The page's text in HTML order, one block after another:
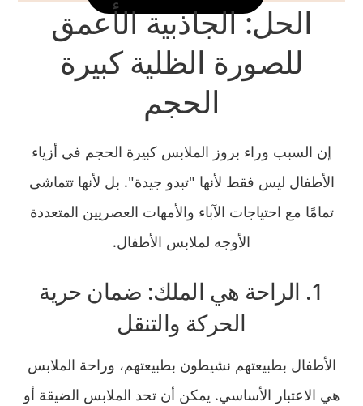
الحل: الجاذبية الأعمق
للصورة الظلية كبيرة
الحجم
إن السبب وراء بروز الملابس كبيرة الحجم في أزياء
الأطفال ليس فقط لأنها "تبدو جيدة". بل لأنها تتماشى
تمامًا مع احتياجات الآباء والأمهات العصريين المتعددة
الأوجه لملابس الأطفال.
1. الراحة هي الملك: ضمان حرية
الحركة والتنقل
الأطفال بطبيعتهم نشيطون بطبيعتهم، وراحة الملابس
هي الاعتبار الأساسي. يمكن أن تحد الملابس الضيقة أو